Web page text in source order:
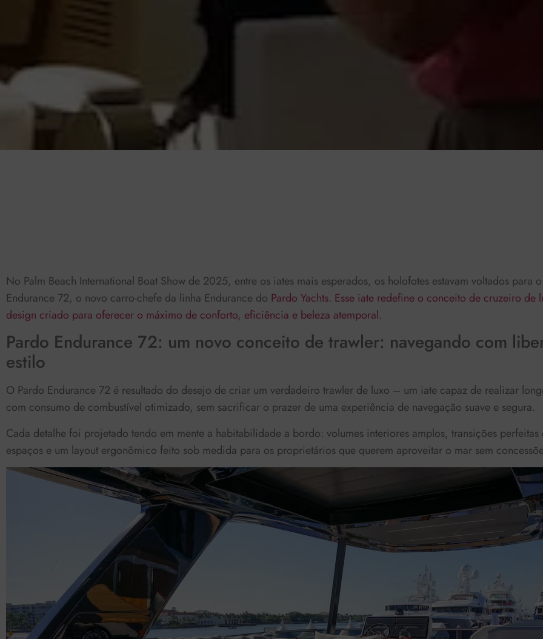
No Palm Beach International Boat Show de 2025, entre os iates mais esperados, os holofotes estavam voltados para
Endurance 72, o novo carro-chefe da linha Endurance do Pardo Yachts. Esse iate redefine o conceito de cruzeiro de
design criado para oferecer o máximo de conforto, eficiência e beleza atemporal.
Pardo Endurance 72: um novo conceito de trawler: navegando com
estilo
O Pardo Endurance 72 é resultado do desejo de criar um verdadeiro trawler de luxo – um iate capaz de realizar
com consumo de combustível otimizado, sem sacrificar o prazer de uma experiência de navegação suave e segura.
Cada detalhe foi projetado tendo em mente a habitabilidade a bordo: volumes interiores amplos, transições perfeitas
espaços e um layout ergonômico feito sob medida para os proprietários que querem aproveitar o mar sem